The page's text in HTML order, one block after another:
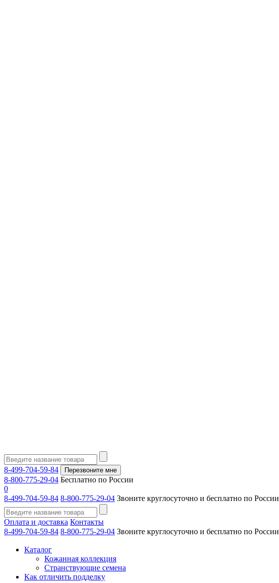
8-499-704-59-84 Перезвоните мне
8-800-775-29-04 Бесплатно по России
0
8-499-704-59-84 8-800-775-29-04 Звоните круглосуточно и бесплатно по России
Оплата и доставка Контакты
8-499-704-59-84 8-800-775-29-04 Звоните круглосуточно и бесплатно по России
Каталог
Кожанная коллекция
Странствующие семена
Как отличить подделку